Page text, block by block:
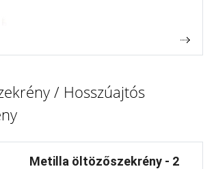
/ Hosszúajtós
Metilla öltözőszekrény - 2